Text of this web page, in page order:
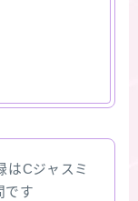
はCジャスミ
です